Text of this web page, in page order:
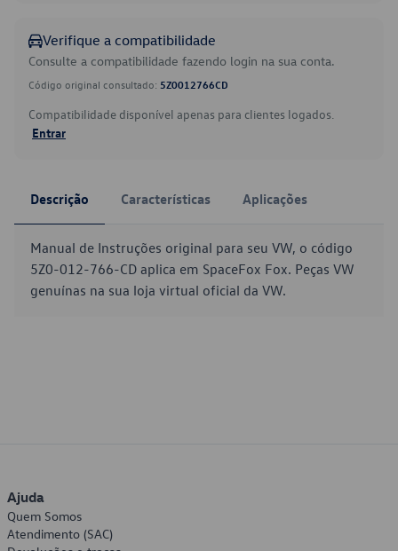
Verifique a compatibilidade
Consulte a compatibilidade fazendo login na sua conta.
Código original consultado: 5Z0012766CD
Compatibilidade disponível apenas para clientes logados.
Entrar
Descrição Características Aplicações
Manual de Instruções original para seu VW, o código
5Z0-012-766-CD aplica em SpaceFox Fox. Peças VW
genuínas na sua loja virtual oficial da VW.
Ajuda
Quem Somos
Atendimento (SAC)